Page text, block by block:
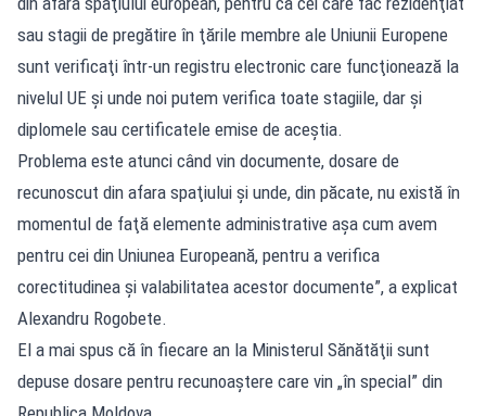
sau stagii de pregătire în ţările membre ale Uniunii Europene
sunt verificaţi într-un registru electronic care funcţionează la
nivelul UE şi unde noi putem verifica toate stagiile, dar şi
diplomele sau certificatele emise de aceştia.
Problema este atunci când vin documente, dosare de
recunoscut din afara spaţiului şi unde, din păcate, nu există în
momentul de faţă elemente administrative aşa cum avem
pentru cei din Uniunea Europeană, pentru a verifica
corectitudinea şi valabilitatea acestor documente”, a explicat
Alexandru Rogobete.
El a mai spus că în fiecare an la Ministerul Sănătăţii sunt
depuse dosare pentru recunoaştere care vin „în special” din